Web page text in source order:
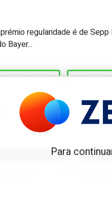
Único
regularidade é de
Bayer...
SEGUIDOS FC
Para